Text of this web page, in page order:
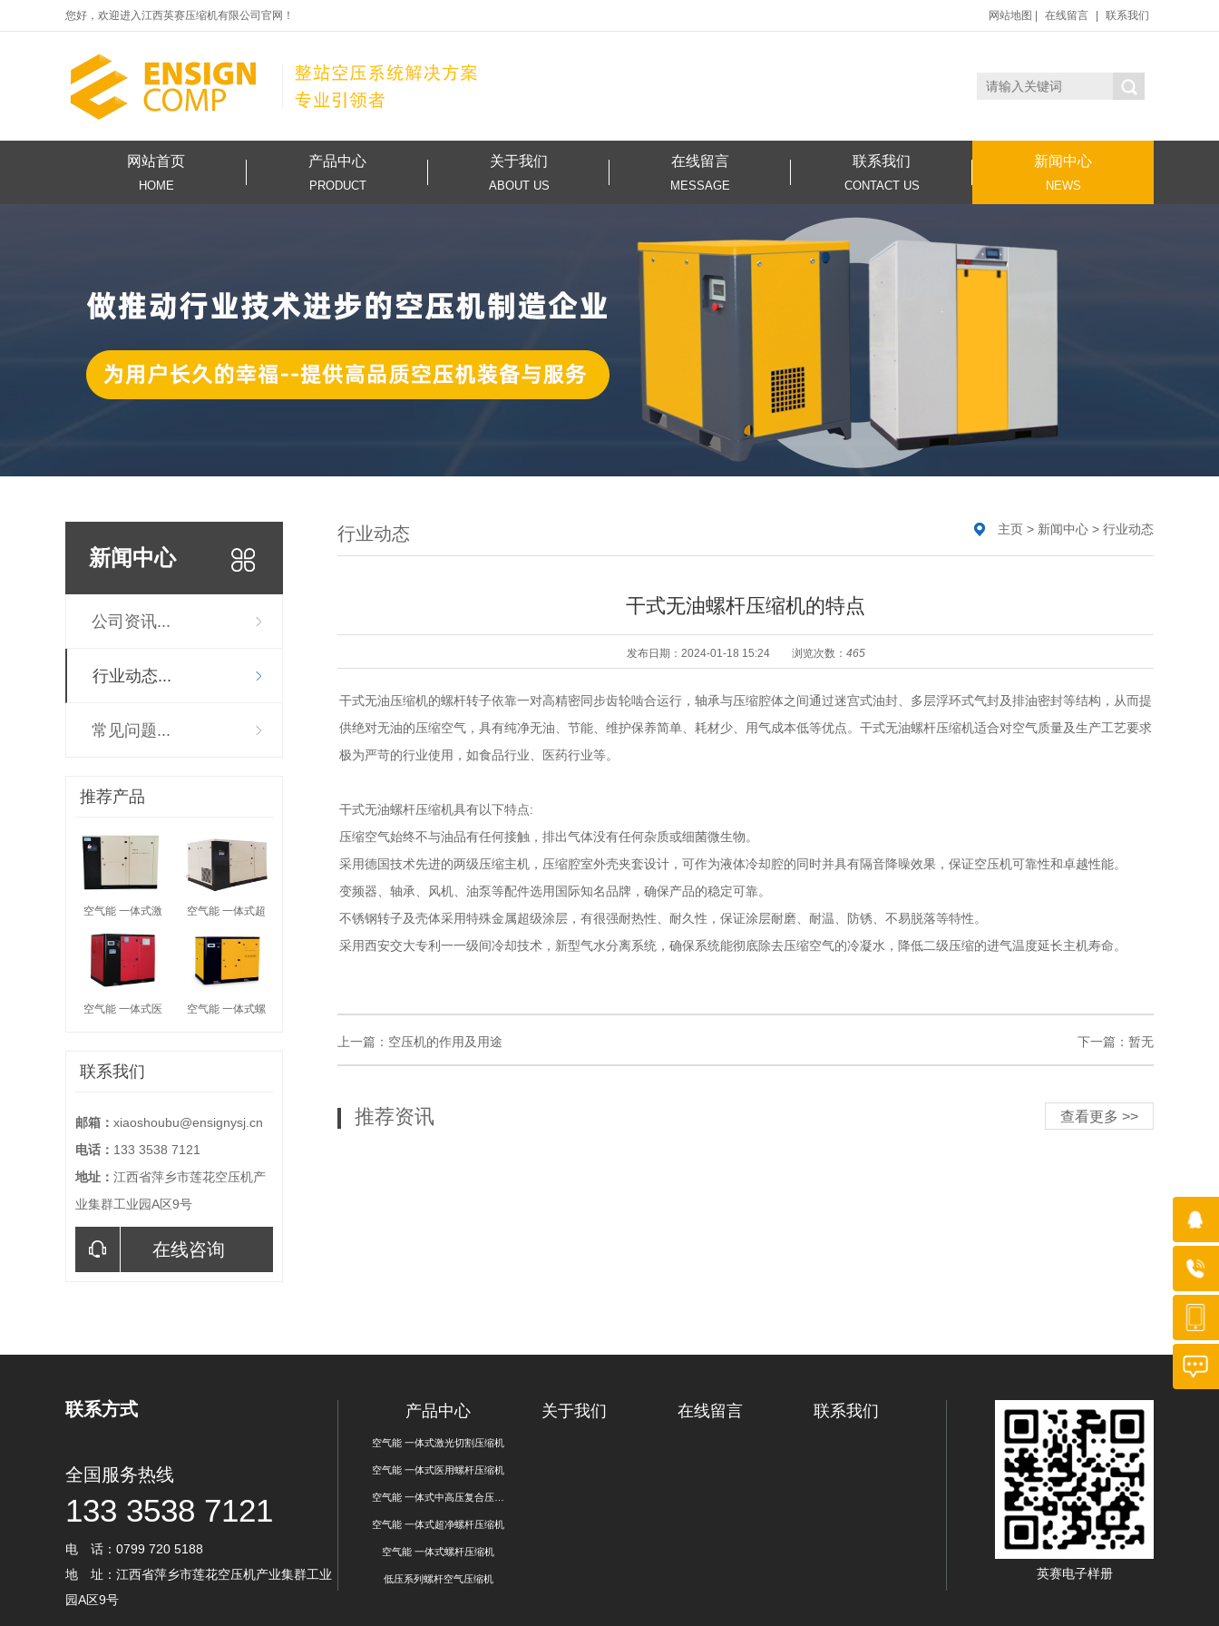
您好，欢迎进入江西英赛压缩机有限公司官网！ 网站地图 在线留言 联系我们
网站首页
HOME
产品中心
PRODUCT
关于我们
ABOUT US
在线留言
MESSAGE
联系我们
CONTACT US
新闻中心
NEWS
新闻中心
公司资讯...
行业动态...
常见问题...
推荐产品
空气能 一体式激 空气能 一体式超
空气能 一体式医 空气能 一体式螺
联系我们
邮箱： xiaoshoubu@ensignysj.cn
电话： 133 3538 7121
地址： 江西省萍乡市莲花空压机产
业集群工业园A区9号
在线咨询
主页 > 新闻中心 > 行业动态
行业动态
干式无油螺杆压缩机的特点
发布日期：2024-01-18 15:24 浏览次数： 465
干式无油压缩机的螺杆转子依靠一对高精密同步齿轮啮合运行，轴承与压缩腔体之间通过迷宫式油封、多层浮环式气封及排油密封等结构，从而提
供绝对无油的压缩空气，具有纯净无油、节能、维护保养简单、耗材少、用气成本低等优点。干式无油螺杆压缩机适合对空气质量及生产工艺要求
极为严苛的行业使用，如食品行业、医药行业等。
干式无油螺杆压缩机具有以下特点:
压缩空气始终不与油品有任何接触，排出气体没有任何杂质或细菌微生物。
采用德国技术先进的两级压缩主机，压缩腔室外壳夹套设计，可作为液体冷却腔的同时并具有隔音降噪效果，保证空压机可靠性和卓越性能。
变频器、轴承、风机、油泵等配件选用国际知名品牌，确保产品的稳定可靠。
不锈钢转子及壳体采用特殊金属超级涂层，有很强耐热性、耐久性，保证涂层耐磨、耐温、防锈、不易脱落等特性。
采用西安交大专利一一级间冷却技术，新型气水分离系统，确保系统能彻底除去压缩空气的冷凝水，降低二级压缩的进气温度延长主机寿命。
上一篇：空压机的作用及用途 下一篇：暂无
查看更多 >>
推荐资讯
联系方式
全国服务热线
133 3538 7121
电 话：0799 720 5188
地 址：江西省萍乡市莲花空压机产业集群工业
园A区9号
产品中心
空气能 一体式激光切割压缩机
空气能 一体式医用螺杆压缩机
空气能 一体式中高压复合压缩
空气能 一体式超净螺杆压缩机
空气能 一体式螺杆压缩机
低压系列螺杆空气压缩机
关于我们 在线留言 联系我们
英赛电子样册